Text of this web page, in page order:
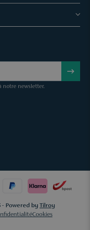
notre newsletter.
- Powered by Tilroy
Cookies